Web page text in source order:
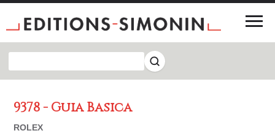
9378 - Guia Basica
ROLEX